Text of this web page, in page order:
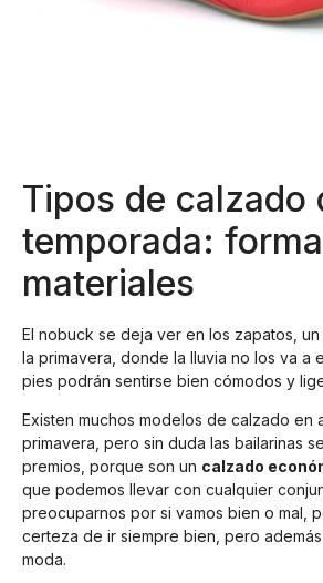
Tipos de calzado
temporada:
materiales
El nobuck se deja ver en los zapatos,
la primavera, donde la lluvia no los va a
pies podrán sentirse bien cómodos y
Existen muchos modelos de calzado en
primavera, pero sin duda las bailarinas
premios, porque son un calzado
que podemos llevar con cualquier
preocuparnos por si vamos bien o mal,
certeza de ir siempre bien, pero
moda.